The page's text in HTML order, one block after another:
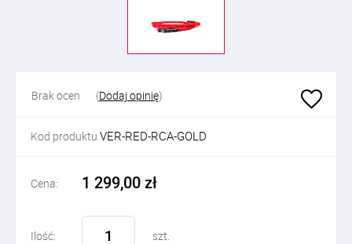
Brak ocen (Dodaj opinię)
Kod produktu VER-RED-RCA-GOLD
Cena: 1 299,00 zł
Ilość: szt.